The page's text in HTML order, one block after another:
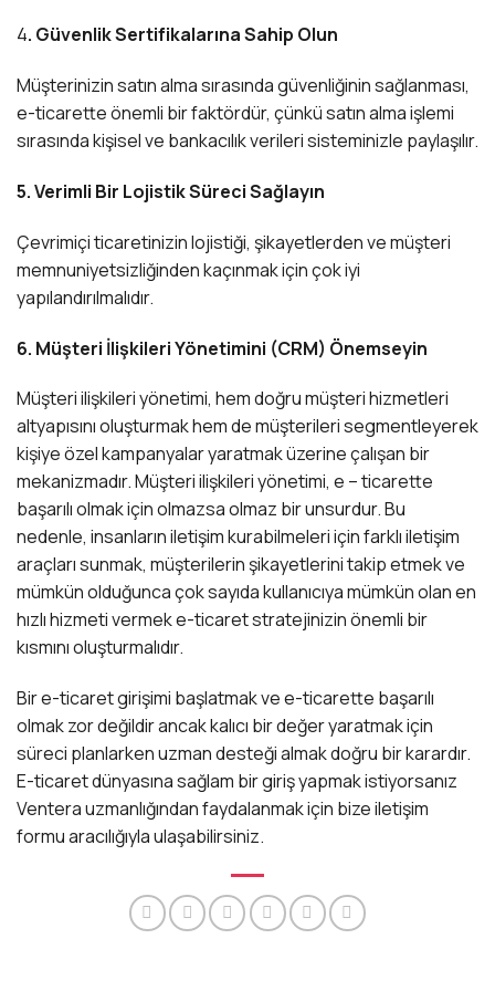
4. Güvenlik Sertifikalarına Sahip Olun
Müşterinizin satın alma sırasında güvenliğinin sağlanması,
e-ticarette önemli bir faktördür, çünkü satın alma işlemi
sırasında kişisel ve bankacılık verileri sisteminizle paylaşılır.
5. Verimli Bir Lojistik Süreci Sağlayın
Çevrimiçi ticaretinizin lojistiği, şikayetlerden ve müşteri
memnuniyetsizliğinden kaçınmak için çok iyi
yapılandırılmalıdır.
6. Müşteri İlişkileri Yönetimini (CRM) Önemseyin
Müşteri ilişkileri yönetimi, hem doğru müşteri hizmetleri
altyapısını oluşturmak hem de müşterileri segmentleyerek
kişiye özel kampanyalar yaratmak üzerine çalışan bir
mekanizmadır. Müşteri ilişkileri yönetimi, e – ticarette
başarılı olmak için olmazsa olmaz bir unsurdur. Bu
nedenle, insanların iletişim kurabilmeleri için farklı iletişim
araçları sunmak, müşterilerin şikayetlerini takip etmek ve
mümkün olduğunca çok sayıda kullanıcıya mümkün olan en
hızlı hizmeti vermek e-ticaret stratejinizin önemli bir
kısmını oluşturmalıdır.
Bir e-ticaret girişimi başlatmak ve e-ticarette başarılı
olmak zor değildir ancak kalıcı bir değer yaratmak için
süreci planlarken uzman desteği almak doğru bir karardır.
E-ticaret dünyasına sağlam bir giriş yapmak istiyorsanız
Ventera uzmanlığından faydalanmak için bize iletişim
formu aracılığıyla ulaşabilirsiniz.